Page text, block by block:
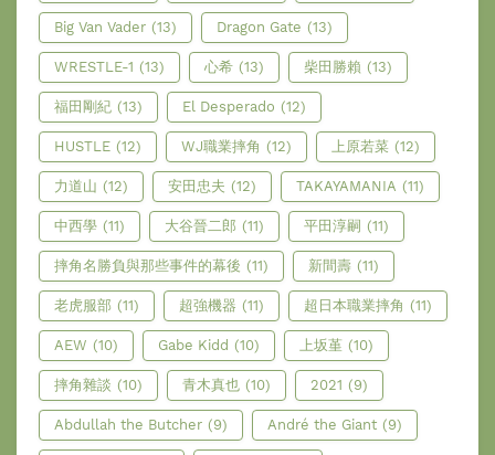
Big Van Vader (13) Dragon Gate (13)
WRESTLE-1 (13) 心希 (13) 柴田勝賴 (13)
福田剛紀 (13) El Desperado (12)
HUSTLE (12) WJ職業摔角 (12) 上原若菜 (12)
力道山 (12) 安田忠夫 (12) TAKAYAMANIA (11)
中西學 (11) 大谷晉二郎 (11) 平田淳嗣 (11)
摔角名勝負與那些事件的幕後 (11) 新間壽 (11)
老虎服部 (11) 超強機器 (11) 超日本職業摔角 (11)
AEW (10) Gabe Kidd (10) 上坂堇 (10)
摔角雜談 (10) 青木真也 (10) 2021 (9)
Abdullah the Butcher (9) André the Giant (9)